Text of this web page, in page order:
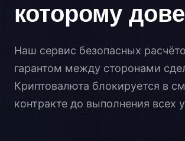
которому
Наш сервис безопасных
гарантом между сторонами
Криптовалюта блокируется в
контракте до выполнения всех